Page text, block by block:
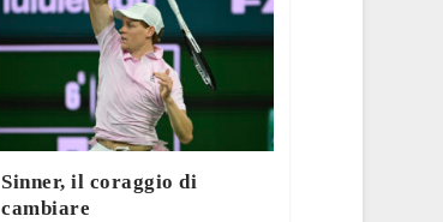
Sinner, il coraggio di
cambiare